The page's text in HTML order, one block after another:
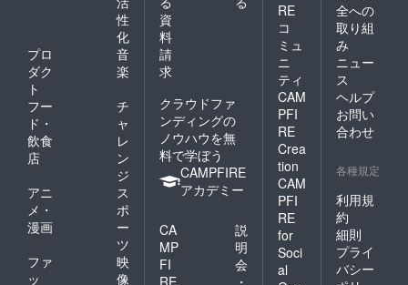
性
化
プロ
ダク
ト
音
楽
フー
ド・
飲食
店
チ
ャ
レ
ン
ジ
アニ
メ・
漫画
ス
ポ
ー
ツ
ファ
ッ
映
像
資
料
請
求
クラウドファ
ンディングの
ノウハウを無
料で学ぼう
CAMPFIRE
アカデミー
CA
MP
FI
説
明
会
RE
コ
ミュ
ニ
ティ
CAM
PFI
RE
Crea
tion
CAM
PFI
RE
for
Soci
al
全への
取り組
み
ニュー
ス
ヘルプ
お問い
合わせ
各種規定
利用規
約
細則
プライ
バシー